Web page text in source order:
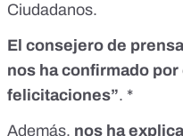
Ciudadanos.
El consejero de
nos ha confirmado
felicitaciones”. *
Además, nos ha